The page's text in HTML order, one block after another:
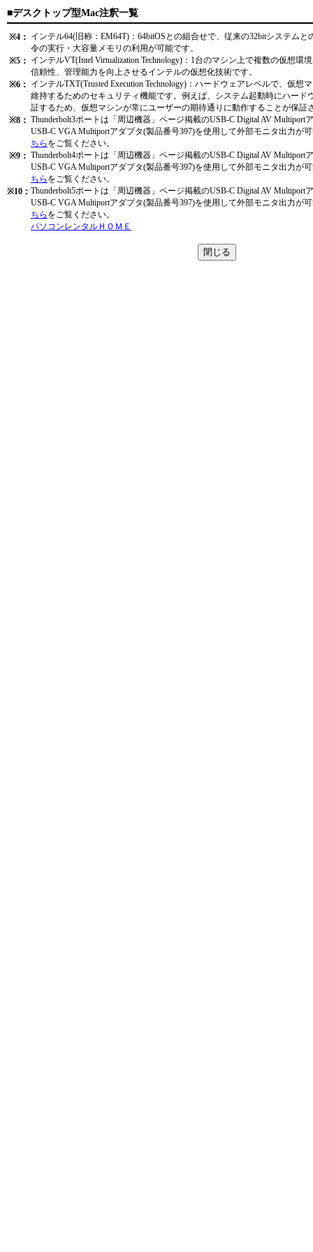
■デスクトップ型Mac注釈一覧
※4： インテル64(旧称：EM64T)：64bitOSとの組合せで、従来の32bitシステム
令の実行・大容量メモリの利用が可能です。
※5： インテルVT(Intel Virtualization Technology)：1台のマシン上で複数の仮想環
信頼性、管理能力を向上させるインテルの仮想化技術です。
※6： インテルTXT(Trusted Execution Technology)：ハードウェアレベルで、仮想
維持するためのセキュリティ機能です。例えば、システム起動時にハード
証するため、仮想マシンが常にユーザーの期待通りに動作することが保証
※8： Thunderbolt3ポートは「周辺機器」ページ掲載のUSB-C Digital AV Multiport
USB-C VGA Multiportアダプタ(製品番号397)を使用して外部モニタ出力が
ちら をご覧ください。
※9： Thunderbolt4ポートは「周辺機器」ページ掲載のUSB-C Digital AV Multiport
USB-C VGA Multiportアダプタ(製品番号397)を使用して外部モニタ出力が
ちら をご覧ください。
※10： Thunderbolt5ポートは「周辺機器」ページ掲載のUSB-C Digital AV Multiport
USB-C VGA Multiportアダプタ(製品番号397)を使用して外部モニタ出力が
ちら をご覧ください。
パソコンレンタルＨＯＭＥ